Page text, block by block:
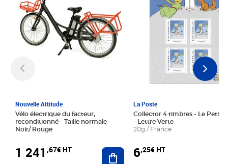
Nouvelle Attitude
Vélo électrique du facteur,
reconditionné - Taille normale -
Noir/ Rouge
1 241 ,67€ HT Ajouter au panier
La Poste
Collector 4 timbres - Le Petit
- Lettre Verte
20g / France
6,25€ HT